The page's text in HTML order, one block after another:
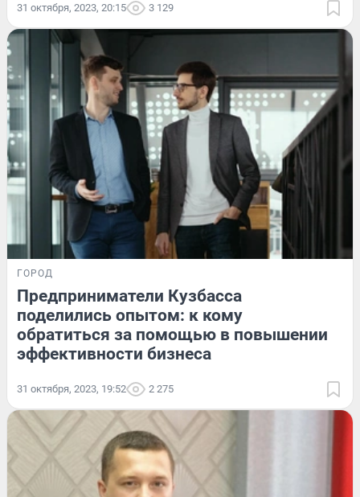
31 октября, 2023, 20:15 3 129
ГОРОД
Предприниматели Кузбасса
поделились опытом: к кому
обратиться за помощью в повышении
эффективности бизнеса
31 октября, 2023, 19:52 2 275